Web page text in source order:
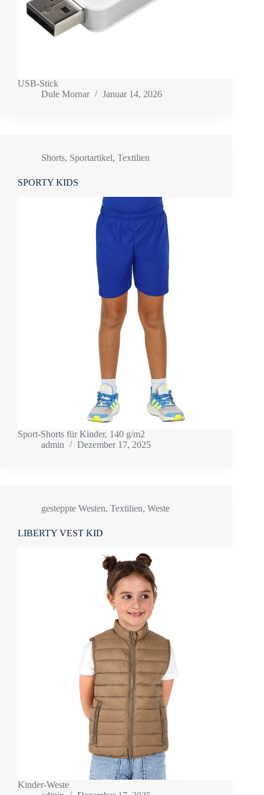
USB-Stick
Dule Mornar
Januar 14, 2026
Shorts, Sportartikel, Textilien
SPORTY KIDS
Sport-Shorts für Kinder, 140 g/m2
admin
Dezember 17, 2025
gesteppte Westen, Textilien, Weste
LIBERTY VEST KID
Kinder-Weste